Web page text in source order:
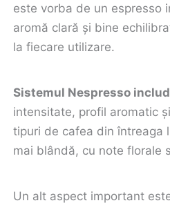
este vorba de un espresso
aromă clară și bine
la fiecare utilizare.
Sistemul Nespresso
intensitate, profil aromatic
tipuri de cafea din întreaga
mai blândă, cu note florale
Un alt aspect important